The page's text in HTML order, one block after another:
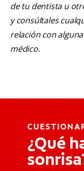
de tu dentista u
y consúltales
relación con
médico.
¿Qué